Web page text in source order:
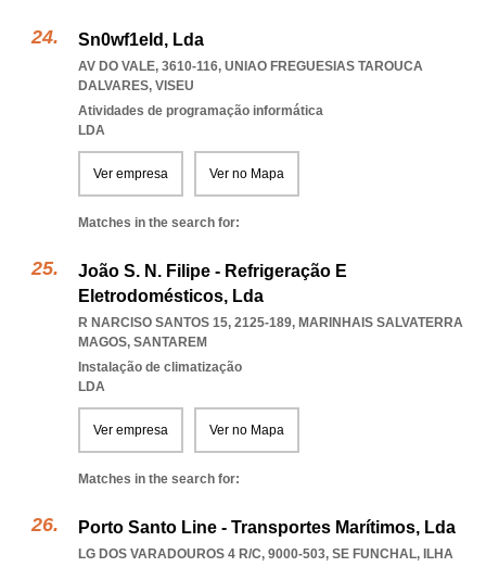
Sn0wf1eld, Lda
AV DO VALE, 3610-116, UNIAO FREGUESIAS TAROUCA
DALVARES, VISEU
Atividades de programação informática
LDA
Ver empresa Ver no Mapa
Matches in the search for:
João S. N. Filipe - Refrigeração E
Eletrodomésticos, Lda
R NARCISO SANTOS 15, 2125-189, MARINHAIS SALVATERRA
MAGOS, SANTAREM
Instalação de climatização
LDA
Ver empresa Ver no Mapa
Matches in the search for:
Porto Santo Line - Transportes Marítimos, Lda
LG DOS VARADOUROS 4 R/C, 9000-503, SE FUNCHAL, ILHA